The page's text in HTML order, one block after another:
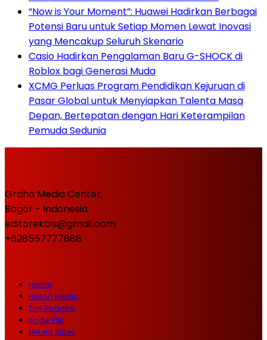
“Now is Your Moment”: Huawei Hadirkan Berbagai
Potensi Baru untuk Setiap Momen Lewat Inovasi
yang Mencakup Seluruh Skenario
Casio Hadirkan Pengalaman Baru G-SHOCK di
Roblox bagi Generasi Muda
XCMG Perluas Program Pendidikan Kejuruan di
Pasar Global untuk Menyiapkan Talenta Masa
Depan, Bertepatan dengan Hari Keterampilan
Pemuda Sedunia
Graha Media Center,
Bogor - Indonesia
editorekbis@gmail.com
+628557777888
Home
Histori Media
Tim Redaksi
Kode Etik
Media Siber